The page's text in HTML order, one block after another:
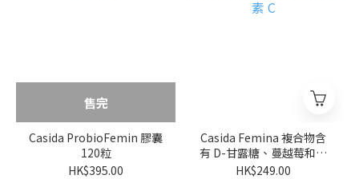
售完
Casida ProbioFemin 膠囊
120粒
HK$395.00
Casida Femina 複合物含
有 D-甘露糖、蔓越莓和維
生素 C
HK$249.00